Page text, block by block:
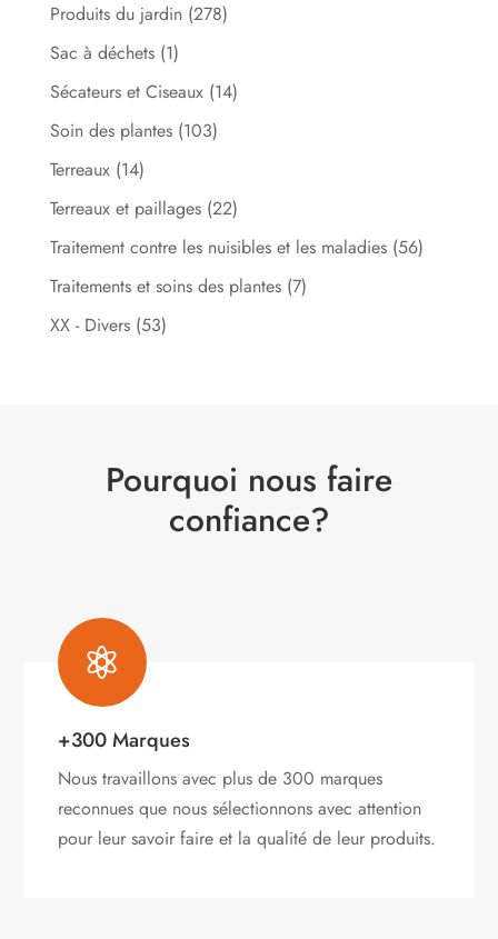
Produits du jardin (278)
Sac à déchets (1)
Sécateurs et Ciseaux (14)
Soin des plantes (103)
Terreaux (14)
Terreaux et paillages (22)
Traitement contre les nuisibles et les maladies (56)
Traitements et soins des plantes (7)
XX - Divers (53)
Pourquoi nous faire
confiance?

+300 Marques
Nous travaillons avec plus de 300 marques
reconnues que nous sélectionnons avec attention
pour leur savoir faire et la qualité de leur produits.